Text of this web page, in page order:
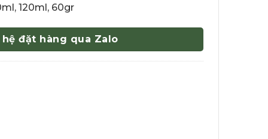
120ml, 60gr
đặt hàng qua Zalo